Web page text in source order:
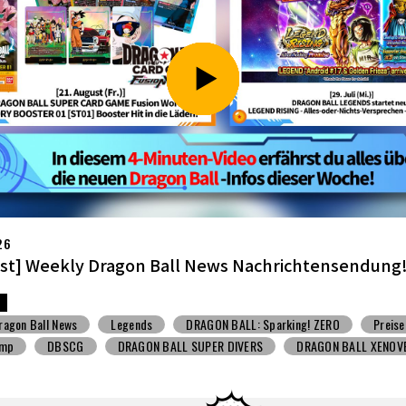
Weekly Dragon Ball News -Sendung!
Ball News
Spielzeug mit Süßigkeiten V Jump
DBSCG
SUPER DIVERS
DRAGON BALL XENOVERSE ３